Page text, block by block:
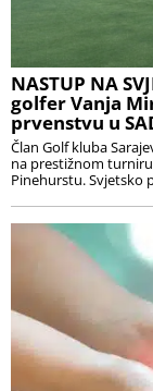
NASTUP NA
golfer Vanja
prvenstvu u
Član Golf kluba
na prestižnom
Pinehurstu. Svjetsko